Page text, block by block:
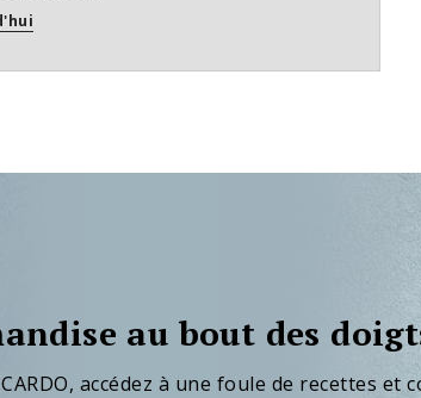
au bout des
accédez à une foule de recettes et